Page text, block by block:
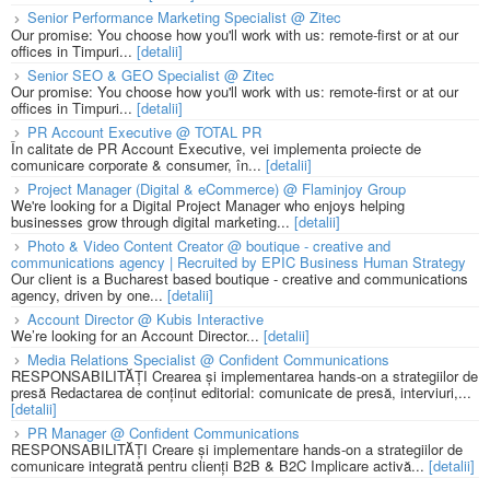
Senior Performance Marketing Specialist @ Zitec
Our promise: You choose how you'll work with us: remote-first or at our
offices in Timpuri... [detalii]
Senior SEO & GEO Specialist @ Zitec
Our promise: You choose how you'll work with us: remote-first or at our
offices in Timpuri... [detalii]
PR Account Executive @ TOTAL PR
În calitate de PR Account Executive, vei implementa proiecte de
comunicare corporate & consumer, în... [detalii]
Project Manager (Digital & eCommerce) @ Flaminjoy Group
We're looking for a Digital Project Manager who enjoys helping
businesses grow through digital marketing... [detalii]
Photo & Video Content Creator @ boutique - creative and
communications agency | Recruited by EPIC Business Human Strategy
Our client is a Bucharest based boutique - creative and communications
agency, driven by one... [detalii]
Account Director @ Kubis Interactive
We’re looking for an Account Director... [detalii]
Media Relations Specialist @ Confident Communications
RESPONSABILITĂȚI Crearea și implementarea hands-on a strategiilor de
presă Redactarea de conținut editorial: comunicate de presă, interviuri,...
[detalii]
PR Manager @ Confident Communications
RESPONSABILITĂȚI Creare și implementare hands-on a strategiilor de
comunicare integrată pentru clienți B2B & B2C Implicare activă... [detalii]